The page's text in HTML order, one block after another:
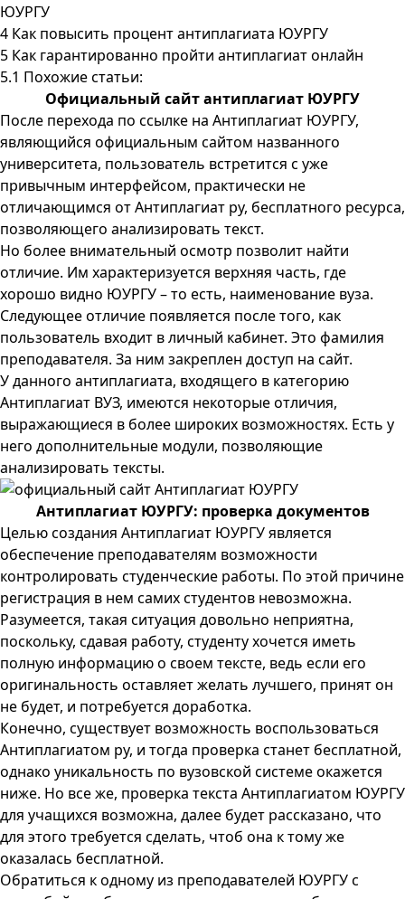
ЮУРГУ
4 Как повысить процент антиплагиата ЮУРГУ
5 Как гарантированно пройти антиплагиат онлайн
5.1 Похожие статьи:
Официальный сайт антиплагиат ЮУРГУ
После перехода по ссылке на Антиплагиат ЮУРГУ,
являющийся официальным сайтом названного
университета, пользователь встретится с уже
привычным интерфейсом, практически не
отличающимся от Антиплагиат ру, бесплатного ресурса,
позволяющего анализировать текст.
Но более внимательный осмотр позволит найти
отличие. Им характеризуется верхняя часть, где
хорошо видно ЮУРГУ – то есть, наименование вуза.
Следующее отличие появляется после того, как
пользователь входит в личный кабинет. Это фамилия
преподавателя. За ним закреплен доступ на сайт.
У данного антиплагиата, входящего в категорию
Антиплагиат ВУЗ, имеются некоторые отличия,
выражающиеся в более широких возможностях. Есть у
него дополнительные модули, позволяющие
анализировать тексты.
Антиплагиат ЮУРГУ: проверка документов
Целью создания Антиплагиат ЮУРГУ является
обеспечение преподавателям возможности
контролировать студенческие работы. По этой причине
регистрация в нем самих студентов невозможна.
Разумеется, такая ситуация довольно неприятна,
поскольку, сдавая работу, студенту хочется иметь
полную информацию о своем тексте, ведь если его
оригинальность оставляет желать лучшего, принят он
не будет, и потребуется доработка.
Конечно, существует возможность воспользоваться
Антиплагиатом ру, и тогда проверка станет бесплатной,
однако уникальность по вузовской системе окажется
ниже. Но все же, проверка текста Антиплагиатом ЮУРГУ
для учащихся возможна, далее будет рассказано, что
для этого требуется сделать, чтоб она к тому же
оказалась бесплатной.
Обратиться к одному из преподавателей ЮУРГУ с